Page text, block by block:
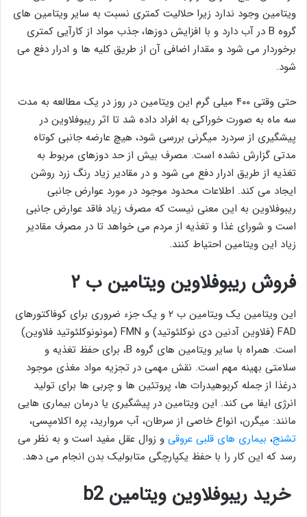
ویتامین وجود ندارد زیرا حلالیت کمتری نسبت به سایر ویتامین های
گروه B در آب دارد و با افزایش دوزها، جذب مواد از کارآیی کمتری
برخوردار می شود و مقدار اضافی آن از طریق کلیه ها و ادرار دفع می
شود.
حتی وقتی ۴۰۰ میلی گرم این ویتامین در روز در یک مطالعه به مدت
سه ماه به صورت خوراکی به افراد داده شد تا اثر ریبوفلاوین در
پیشگیری از سردرد میگرنی بررسی شود، هیچ عارضه جانبی کوتاه
مدتی گزارش نشده است. مصرف بیش از حد دوزهای مربوط به
تغذیه از طریق ادرار دفع می شود و در مقادیر زیاد رنگ زرد روشن
ایجاد می کند. اطلاعات محدود موجود در مورد عوارض جانبی
ریبوفلاوین به این معنی نیست که مصرف زیاد فاقد عوارض جانبی
است و شورای غذا و تغذیه از مردم می خواهد تا در مصرف مقادیر
زیاد این ویتامین احتیاط کنند.
فروش ریبوفلاوین ویتامین ب ۲
این ویتامین یک ویتامین ب ۲ و یک جزء ضروری برای کوفاکتورهای
FAD (فلاوین آدنین دی نوکلئوتید) و FMN (مونونوکلئوتید فلاوین)
است. همراه با سایر ویتامین های گروه B، برای حفظ تغذیه و
سلامتی بهینه مهم است. نقش مهمی در تجزیه مواد مغذی موجود
درغذا از جمله کربوهیدرات ها، پروتئین ها و چربی ها برای تولید
انرژی ایفا می کند. این ویتامین در پیشگیری یا درمان بیماری هایی
مانند: میگرن، انواع خاصی از سرطان، آب مروارید، پره اکلامپسی،
تشنج، بیماری های قلبی عروقی و زوال عقل مفید است و به نظر می
رسد که این کار را با حفظ یکپارچگی متابولیک بدن انجام می دهد.
خرید ریبوفلاوین ویتامین b2